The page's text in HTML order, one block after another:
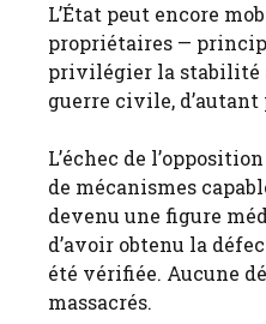
L’État peut encore
propriétaires —
privilégier la stabilité
guerre civile, d’autant
L’échec de
de mécanismes
devenu une figure
d’avoir obtenu la
été vérifiée. Aucune
massacrés.